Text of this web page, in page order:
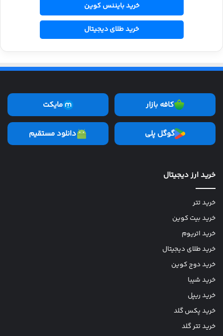
خرید بایننس کوین
خرید طلای دیجیتال
کافه بازار مایکت
گوگل پلی دانلود مستقیم
خرید ارز دیجیتال
خرید تتر
خرید بیت کوین
خرید اتریوم
خرید طلای دیجیتال
خرید دوج کوین
خرید شیبا
خرید ریپل
خرید پکس گلد
خرید تتر گلد